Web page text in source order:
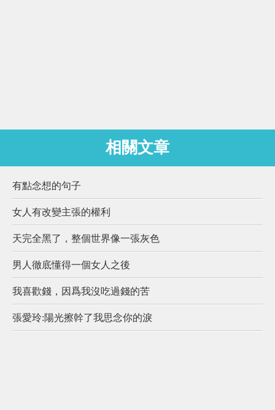
相關文章
有點念想的句子
女人有改變主張的權利
天完全黑了，整個世界像一張灰色
男人徹底懂得一個女人之後
我喜歡錢，因爲我沒吃過錢的苦
張愛玲:陽光擦幹了我思念你的淚